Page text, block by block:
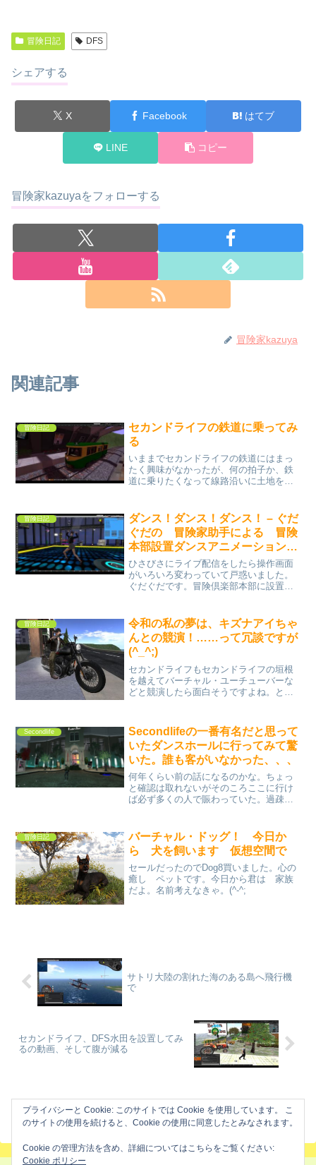
冒険日記 DFS
シェアする
X Facebook はてブ
LINE コピー
冒険家kazuyaをフォローする
冒険家kazuya
関連記事
冒険日記
セカンドライフの鉄道に乗ってみ
る
いままでセカンドライフの鉄道にはまっ
たく興味がなかったが、何の拍子か、鉄
道に乗りたくなって線路沿いに土地を買
まず第一に運転が楽です。基本的には放
置で景色を楽しめばいいだ...
冒険日記
ダンス！ダンス！ダンス！ – ぐだ
ぐだの 冒険家助手による 冒険
本部設置ダンスアニメーション紹
介
ひさびさにライブ配信をしたら操作画面
がいろいろ変わっていて戸惑いました。
ぐだぐだです。冒険倶楽部本部に設置し
ます。
冒険日記
令和の私の夢は、キズナアイちゃ
んとの競演！……って冗談ですが
(^_^;)
セカンドライフもセカンドライフの垣根
を越えてバーチャル・ユーチューバーな
どと競演したら面白そうですよね。とい
ど～って、知名度が全く違いますが( ；
∀；)アイちゃん、い...
Secondlife
Secondlifeの一番有名だと思って
いたダンスホールに行ってみて驚
いた。誰も客がいなかった、、、
何年くらい前の話になるのかな。ちょっ
と確認は取れないがそのころここに行け
ば必ず多くの人で賑わっていた。過疎と
をした男女が周りを取り囲むようにして
それを見ていた。Seco...
冒険日記
バーチャル・ドッグ！ 今日か
ら 犬を飼います 仮想空間で
セールだったのでDog8買いました。心の
癒し ペットです。今日から君は 家族
だよ。名前考えなきゃ。(^-^;
サトリ大陸の割れた海のある島へ飛行機
で
セカンドライフ、DFS水田を設置してみ
るの動画、そして腹が減る
ホーム
プライバシーと Cookie: このサイトでは Cookie を使用しています。 こ
のサイトの使用を続けると、Cookie の使用に同意したとみなされます。
Cookie の管理方法を含め、詳細についてはこちらをご覧ください:
Cookie ポリシー